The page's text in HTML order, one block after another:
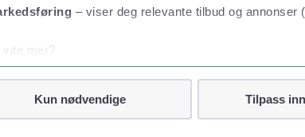
– viser deg relevante tilbud og annonser
vite mer?
Kun nødvendige Tilpass